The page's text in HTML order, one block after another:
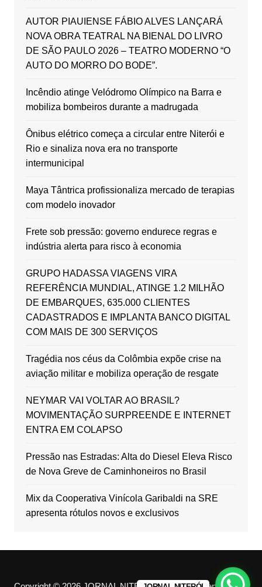
AUTOR PIAUIENSE FÁBIO ALVES LANÇARÁ
NOVA OBRA TEATRAL NA BIENAL DO LIVRO
DE SÃO PAULO 2026 – TEATRO MODERNO “O
AUTO DO MORRO DO BODE”.
Incêndio atinge Velódromo Olímpico na Barra e
mobiliza bombeiros durante a madrugada
Ônibus elétrico começa a circular entre Niterói e
Rio e sinaliza nova era no transporte
intermunicipal
Maya Tântrica profissionaliza mercado de terapias
com modelo inovador
Frete sob pressão: governo endurece regras e
indústria alerta para risco à economia
GRUPO HADASSA VIAGENS VIRA
REFERÊNCIA MUNDIAL, ATINGE 1.2 MILHÃO
DE EMBARQUES, 635.000 CLIENTES
CADASTRADOS E IMPLANTA BANCO DIGITAL
COM MAIS DE 300 SERVIÇOS
Tragédia nos céus da Colômbia expõe crise na
aviação militar e mobiliza operação de resgate
NEYMAR VAI VOLTAR AO BRASIL?
MOVIMENTAÇÃO SURPREENDE E INTERNET
ENTRA EM COLAPSO
Pressão nas Estradas: Alta do Diesel Eleva Risco
de Nova Greve de Caminhoneiros no Brasil
Mix da Cooperativa Vinícola Garibaldi na SRE
apresenta rótulos novos e exclusivos